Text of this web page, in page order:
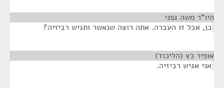
היו"ר משה גפני
כן, אבל זו העברה. אתה רוצה שנאשר ותגיש רביזיה?
אופיר כץ (הליכוד)
אני אגיש רביזיה.